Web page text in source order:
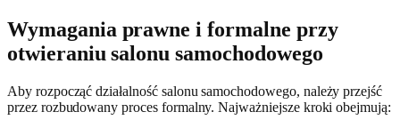
Wymagania prawne i formalne przy
otwieraniu salonu samochodowego
Aby rozpocząć działalność salonu samochodowego, należy przejść
przez rozbudowany proces formalny. Najważniejsze kroki obejmują: